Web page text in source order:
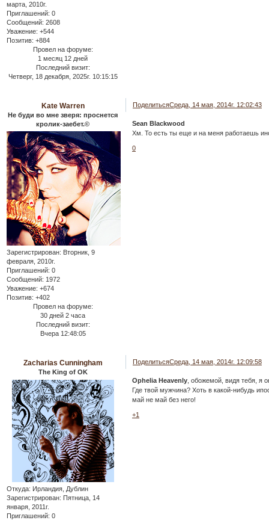
марта, 2010г.
Приглашений: 0
Сообщений: 2608
Уважение: +544
Позитив: +884
Провел на форуме:
1 месяц 12 дней
Последний визит:
Четверг, 18 декабря, 2025г. 10:15:15
ПоделитьсяСреда, 14 мая, 2014г. 12:02:43
Kate Warren
Не буди во мне зверя: проснется
кролик-заебет.©
Зарегистрирован: Вторник, 9
февраля, 2010г.
Приглашений: 0
Сообщений: 1972
Уважение: +674
Позитив: +402
Провел на форуме:
30 дней 2 часа
Последний визит:
Вчера 12:48:05
Sean Blackwood
Хм. То есть ты еще и на меня работаешь
0
ПоделитьсяСреда, 14 мая, 2014г. 12:09:58
Zacharias Cunningham
The King of OK
Откуда: Ирландия, Дублин
Зарегистрирован: Пятница, 14
января, 2011г.
Приглашений: 0
Ophelia Heavenly , обожемой, видя тебя, я
Где твой мужчина? Хоть в какой-нибудь
май не май без него!
+1